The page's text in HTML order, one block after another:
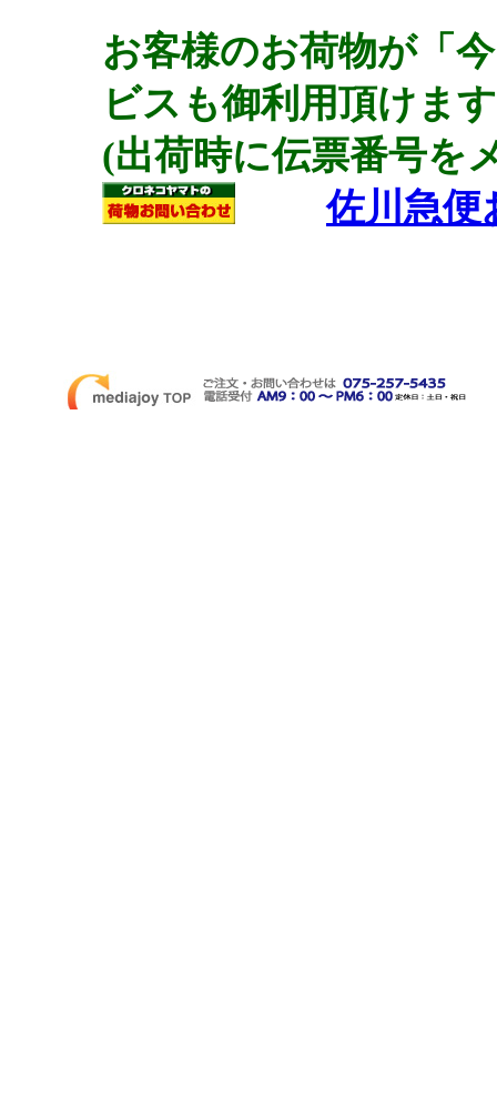
お客様のお荷物が「
ビスも御利用頂けま
(出荷時に伝票番号を
佐川急便